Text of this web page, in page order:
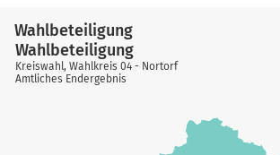
Wahlbeteiligung
Wahlbeteiligung
Kreiswahl, Wahlkreis 04 - Nortorf
Amtliches Endergebnis